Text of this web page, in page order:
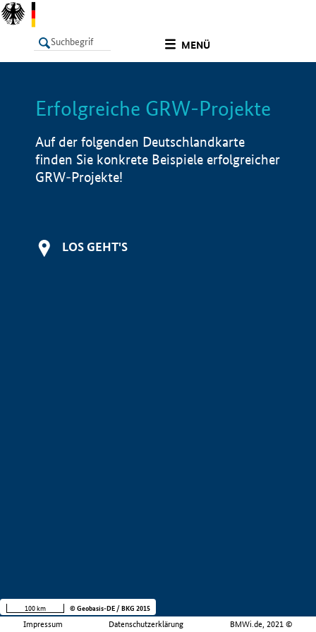
MENÜ
LISTE Info
Erfolgreiche GRW-Projekte
Auf der folgenden Deutschlandkarte
finden Sie konkrete Beispiele erfolgreicher
GRW-Projekte!
LOS GEHT'S
Impressum Datenschutzerklärung BMWi.de, 2021 ©
100 km © Geobasis-DE / BKG 2015